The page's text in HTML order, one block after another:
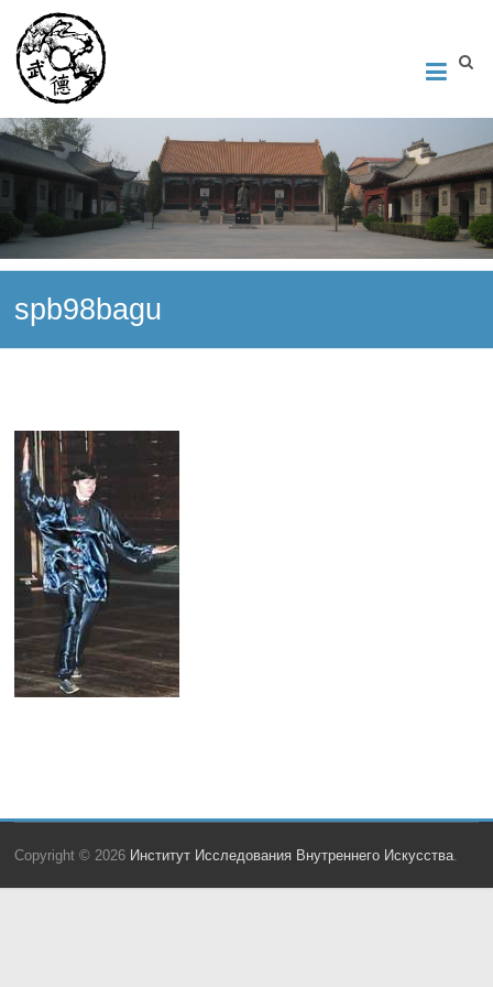
Институт Исследования Внутреннего Искусства
Школа тайцзи-цюань стиля Чэнь, Петербург. Руководитель
Андрей Середняков.
spb98bagu
Copyright © 2026 Институт Исследования Внутреннего Искусства.